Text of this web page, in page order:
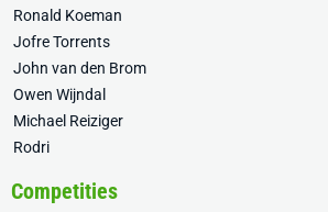
Ronald Koeman
Jofre Torrents
John van den Brom
Owen Wijndal
Michael Reiziger
Rodri
Competities